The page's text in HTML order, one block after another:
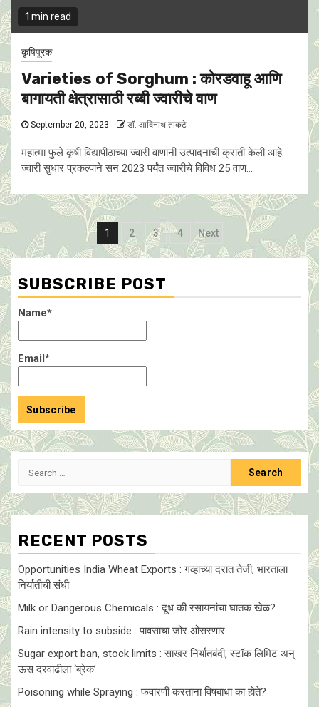
1 min read
कृषिपूरक
Varieties of Sorghum : कोरडवाहू आणि
बागायती क्षेत्रासाठी रब्बी ज्वारीचे वाण
September 20, 2023 डॉ. आदिनाथ ताकटे
महात्मा फुले कृषी विद्यापीठाच्या ज्वारी वाणांनी उत्पादनाची क्रांती केली आहे.
ज्वारी सुधार प्रकल्पाने सन 2023 पर्यंत ज्वारीचे विविध 25 वाण...
Posts
pagination
1 2 3 4 Next
SUBSCRIBE POST
Name*
Email*
Search
RECENT POSTS
Opportunities India Wheat Exports : गव्हाच्या दरात तेजी, भारताला
निर्यातीची संधी
Milk or Dangerous Chemicals : दूध की रसायनांचा घातक खेळ?
Rain intensity to subside : पावसाचा जोर ओसरणार
Sugar export ban, stock limits : साखर निर्यातबंदी, स्टॉक लिमिट अन्
ऊस दरवाढीला ‘ब्रेक’
Poisoning while Spraying : फवारणी करताना विषबाधा का हाेते?